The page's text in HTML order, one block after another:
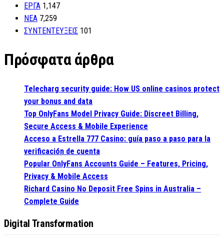
ΕΡΓΑ 1,147
ΝΕΑ 7,259
ΣΥΝΤΕΝΤΕΥΞΕΙΣ 101
Πρόσφατα άρθρα
Telecharg security guide: How US online casinos protect
your bonus and data
Top OnlyFans Model Privacy Guide: Discreet Billing,
Secure Access & Mobile Experience
Acceso a Estrella 777 Casino: guía paso a paso para la
verificación de cuenta
Popular OnlyFans Accounts Guide – Features, Pricing,
Privacy & Mobile Access
Richard Casino No Deposit Free Spins in Australia –
Complete Guide
Digital Transformation